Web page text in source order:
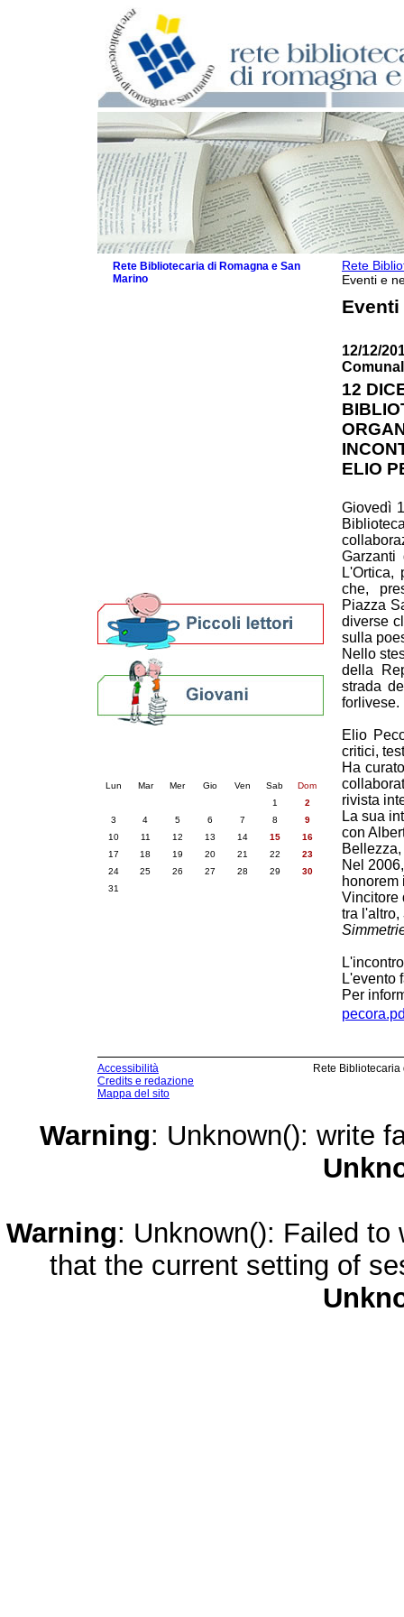
Rete
Eventi e
Eventi
12/12/
12
ELIO
Giovedì
L'Ortica,
che,
Piazza
diverse
sulla
Nello
della
strada
forlivese.
Elio
critici,
Ha
rivista
La sua
con
Nel
Vincitore
tra l'altro,
L'evento
Per
Rete Bibliotecaria di Romagna e San
Marino
Lun Mar Mer Gio Ven Sab
Dom
1
2
3
4 5 6 7 8
9
10
11 12 13 14 15
16
17
18 19 20 21 22
23
24
25 26 27 28 29
30
31
Accessibilità
Credits e redazione
Mappa del sito
Rete
Warning: Unknown(): write
Warning: Unknown(): Failed
that the current setting of